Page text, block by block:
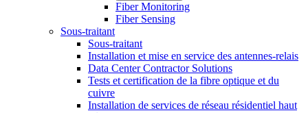
Fiber Monitoring
Fiber Sensing
Sous-traitant
Sous-traitant
Installation et mise en service des antennes-relais
Data Center Contractor Solutions
Tests et certification de la fibre optique et du
cuivre
Installation de services de réseau résidentiel haut